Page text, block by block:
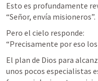
Esto es profundamente
“Señor, envía misioneros”.
Pero el cielo responde:
“Precisamente por eso los
El plan de Dios para
unos pocos especialistas